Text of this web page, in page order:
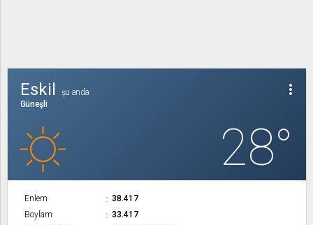
more_vert
Eskil
şu anda
Güneşli
28°
Enlem
38.417
Boylam
33.417